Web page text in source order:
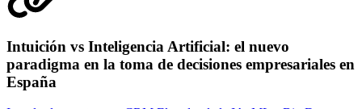
Intuición vs Inteligencia Artificial: el nuevo
paradigma en la toma de decisiones empresariales en
España